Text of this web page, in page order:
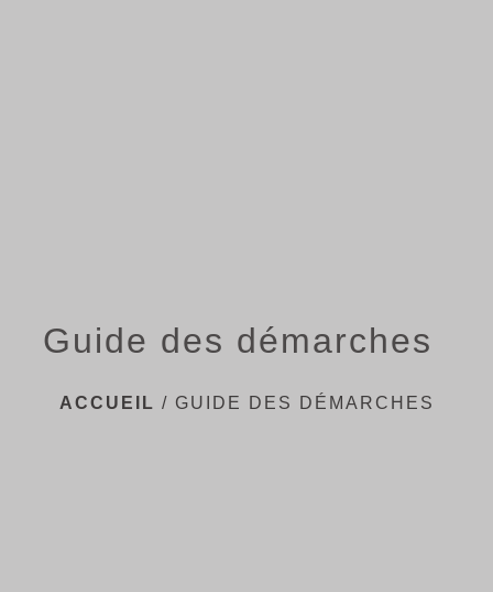
Guide des démarches
ACCUEIL / GUIDE DES DÉMARCHES